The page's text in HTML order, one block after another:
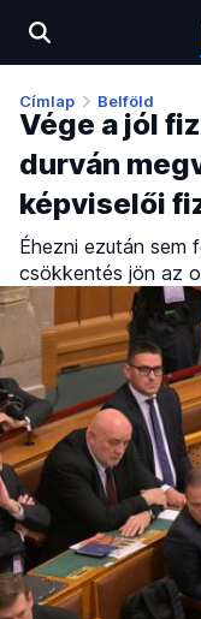
Címlap Belföld
Vége a jól
durván
képviselői
Éhezni ezután sem
csökkentés jön az